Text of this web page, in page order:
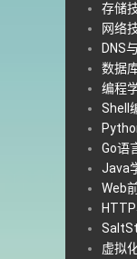
存储
网络
DNS
数据
编程
Shell
Go语
Java
Web
虚拟